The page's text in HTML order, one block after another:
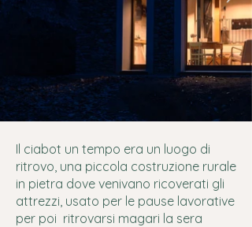
Il ciabot un tempo era un luogo di
ritrovo, una piccola costruzione rurale
in pietra dove venivano ricoverati gli
attrezzi, usato per le pause lavorative
per poi ritrovarsi magari la sera